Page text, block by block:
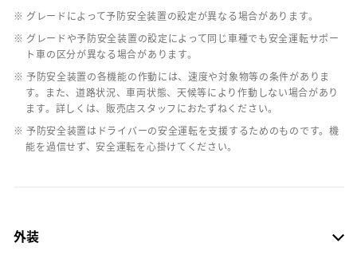
※ グレードによって予防安全装置の設定が異なる場合があります。
※ グレードや予防安全装置の設定によって同じ車種でも安全運転サポー
ト車の区分が異なる場合があります。
※ 予防安全装置の各機能の作動には、速度や対象物等の条件がありま
す。また、道路状況、車両状態、天候等により作動しない場合があり
ます。詳しくは、販売店スタッフにおたずねください。
※ 予防安全装置はドライバーの安全運転を支援するためのものです。機
能を過信せず、安全運転を心掛けてください。
外装